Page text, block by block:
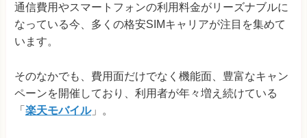
通信費用やスマートフォンの利用料金がリーズナブルに
なっている今、多くの格安SIMキャリアが注目を集めて
います。
そのなかでも、費用面だけでなく機能面、豊富なキャン
ペーンを開催しており、利用者が年々増え続けている
「 楽天モバイル」。